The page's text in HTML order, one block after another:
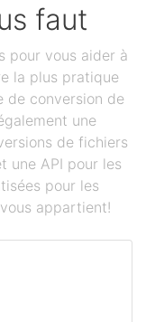
faut
pour vous aider à
la plus pratique
de conversion de
une
de fichiers
une API pour les
pour les
appartient!